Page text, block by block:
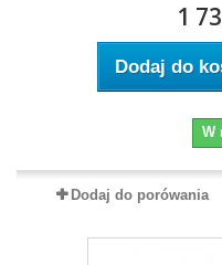
1
Dodaj do
W
Dodaj do porówania